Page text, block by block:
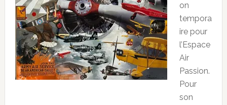
on
tempora
ire pour
l’Espace
Air
Passion.
Pour
son